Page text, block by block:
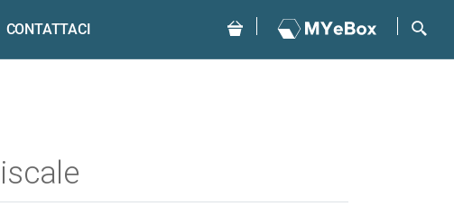
CONTATTACI